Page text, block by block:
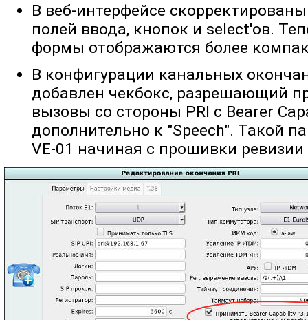
В веб-интерфейсе
полей ввода, кнопок и select'ов.
формы отображаются более
В конфигурации канальных
добавлен чекбокс, разрешающий
вызовы со стороны PRI с Bearer
дополнительно к "Speech". Такой
VE-01 начиная с прошивки ревизии